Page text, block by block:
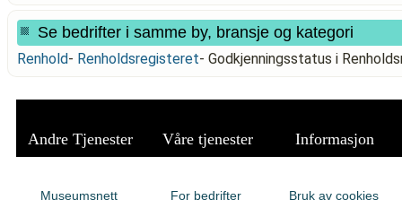
Se bedrifter i samme by, bransje og kategori
Renhold- Renholdsregisteret- Godkjenningsstatus i
Andre Tjenester Våre tjenester Informasjon
Museumsnett For bedrifter Bruk av cookies